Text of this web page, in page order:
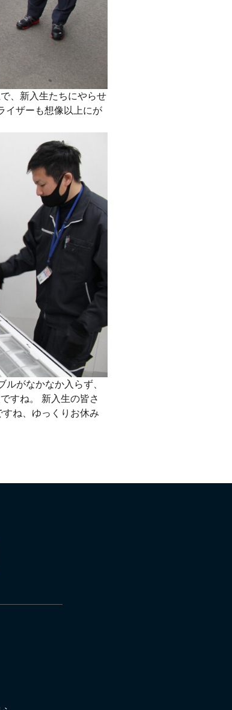
、新入生たちにやらせ
イザーも想像以上にが
がなかなか入らず、
すね。 新入生の皆さ
ね、ゆっくりお休み